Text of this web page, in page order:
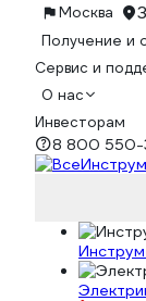
Москва
Получение и
Сервис и
О нас
Инвесторам
8 800